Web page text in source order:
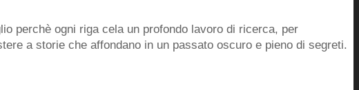
perchè ogni riga cela un profondo lavoro di ricerca, per
a storie che affondano in un passato oscuro e pieno di segreti.